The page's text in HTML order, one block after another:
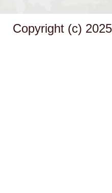
Copyright (c)